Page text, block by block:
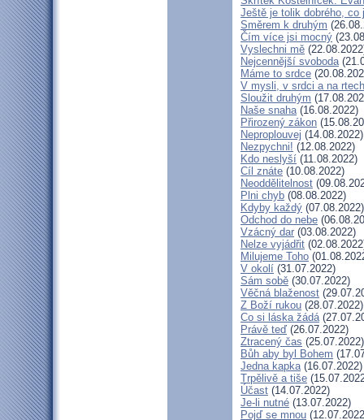
Ještě je tolik dobrého, co
Směrem k druhým
Čím více jsi mocný
Vyslechni mě
Nejcennější svoboda
Máme to srdce
V mysli, v srdci a na rtech
Sloužit druhým
Naše snaha(16.08.2022)
Přirozený zákon
Neproplouvej (14.08.2022)
Nezpychni! (12.08.2022)
Kdo neslyší (11.08.2022)
Cíl znáte (10.08.2022)
Neoddělitelnost
Plni chyb (08.08.2022)
Kdyby každý (07.08.2022)
Odchod do nebe
Vzácný dar (03.08.2022)
Nelze vyjádřit
Milujeme Toho
V okolí (31.07.2022)
Sám sobě (30.07.2022)
Věčná blaženost
Z Boží rukou (28.07.2022)
Co si láska žádá
Právě teď (26.07.2022)
Ztracený čas (25.07.2022)
Bůh aby byl Bohem
Jedna kapka(16.07.2022)
Trpělivě a tiše
Účast (14.07.2022)
Je-li nutné (13.07.2022)
Pojď se mnou